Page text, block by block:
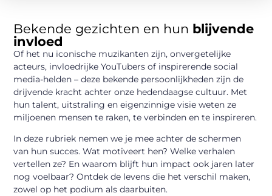
Bekende gezichten en hun blijvende
invloed
Of het nu iconische muzikanten zijn, onvergetelijke
acteurs, invloedrijke YouTubers of inspirerende social
media-helden – deze bekende persoonlijkheden zijn de
drijvende kracht achter onze hedendaagse cultuur. Met
hun talent, uitstraling en eigenzinnige visie weten ze
miljoenen mensen te raken, te verbinden en te inspireren.
In deze rubriek nemen we je mee achter de schermen
van hun succes. Wat motiveert hen? Welke verhalen
vertellen ze? En waarom blijft hun impact ook jaren later
nog voelbaar? Ontdek de levens die het verschil maken,
zowel op het podium als daarbuiten.